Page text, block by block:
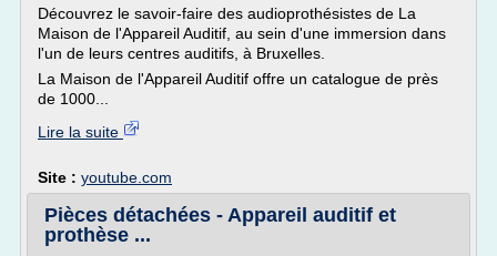
Découvrez le savoir-faire des audioprothésistes de La
Maison de l'Appareil Auditif, au sein d'une immersion dans
l'un de leurs centres auditifs, à Bruxelles.
La Maison de l'Appareil Auditif offre un catalogue de près
de 1000...
Lire la suite
Site : youtube.com
Pièces détachées - Appareil auditif et
prothèse ...